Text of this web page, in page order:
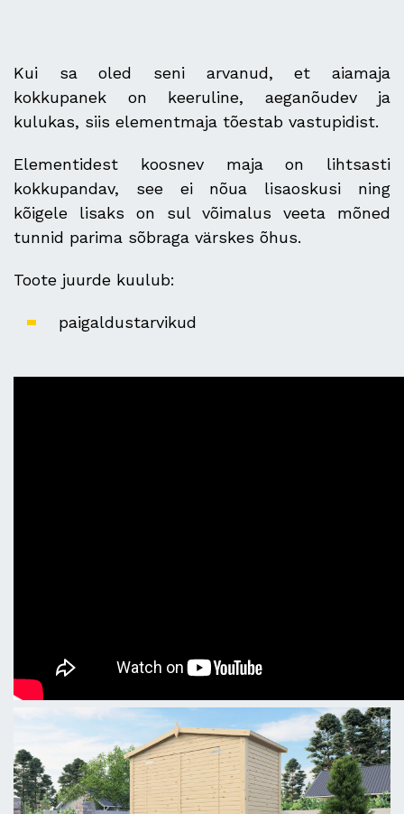
Kui sa oled seni arvanud, et aiamaja
kokkupanek on keeruline, aeganõudev ja
kulukas, siis elementmaja tõestab vastupidist.
Elementidest koosnev maja on lihtsasti
kokkupandav, see ei nõua lisaoskusi ning
kõigele lisaks on sul võimalus veeta mõned
tunnid parima sõbraga värskes õhus.
Toote juurde kuulub:
paigaldustarvikud